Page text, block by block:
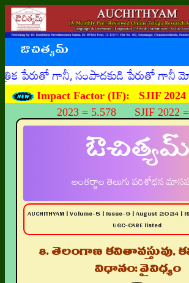
ఔచిత్యమ్
సంపాదకుడి పేరుతో గానీ
Impact Factor (IF): SJIF 2024
2023 = 5.578 SJIF 2022 =
ఔచిత్యమ్
అంతర్జాల తెలుగు పరిశోధన
AUCHITHYAM | Volume-5 | Issue-9 | August 2024
UGC-CARE listed
8. తెలంగాణ కవితావస్తువు,
విధానం: వైవిధ్యం